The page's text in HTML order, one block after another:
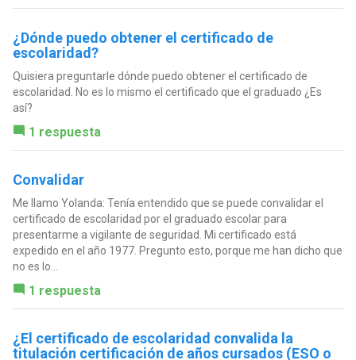
¿Dónde puedo obtener el certificado de
escolaridad?
Quisiera preguntarle dónde puedo obtener el certificado de
escolaridad. No es lo mismo el certificado que el graduado ¿Es
así?
1 respuesta
Convalidar
Me llamo Yolanda: Tenía entendido que se puede convalidar el
certificado de escolaridad por el graduado escolar para
presentarme a vigilante de seguridad. Mi certificado está
expedido en el año 1977. Pregunto esto, porque me han dicho que
no es lo...
1 respuesta
¿El certificado de escolaridad convalida la
titulación certificación de años cursados (ESO o